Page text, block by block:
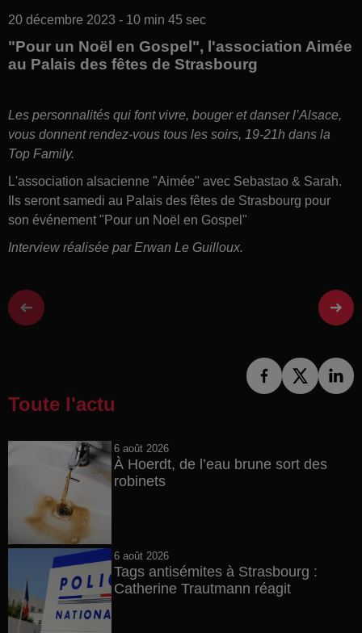
20 décembre 2023 - 10 min 45 sec
"Pour un Noël en Gospel", l'association Aimée
au Palais des fêtes de Strasbourg
Les personnalités qui font vivre, bouger et danser l’Alsace,
vous donnent rendez-vous tous les soirs, 19-21h dans la
Top Family.
L'association alsacienne "Aimée" avec Sebastao & Sarah.
Ils seront samedi au Palais des fêtes de Strasbourg pour
son événement "Pour un Noël en Gospel"
Interview réalisée par Erwan Le Guilloux.
Toute l'actu
6 août 2026
À Hoerdt, de l’eau brune sort des
robinets
6 août 2026
Tags antisémites à Strasbourg :
Catherine Trautmann réagit